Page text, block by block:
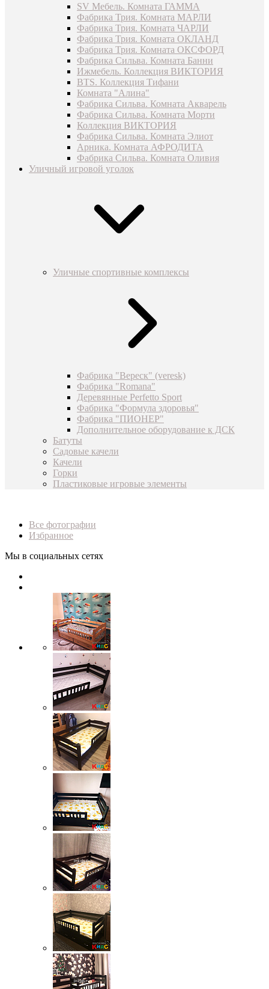
SV Мебель. Комната ГАММА
Фабрика Трия. Комната МАРЛИ
Фабрика Трия. Комната ЧАРЛИ
Фабрика Трия. Комната ОКЛАНД
Фабрика Трия. Комната ОКСФОРД
Фабрика Сильва. Комната Банни
Ижмебель. Коллекция ВИКТОРИЯ
BTS. Коллекция Тифани
Комната "Алина"
Фабрика Сильва. Комната Акварель
Фабрика Сильва. Комната Морти
Коллекция ВИКТОРИЯ
Фабрика Сильва. Комната Элиот
Арника. Комната АФРОДИТА
Фабрика Сильва. Комната Оливия
Уличный игровой уголок
Уличные спортивные комплексы
Фабрика "Вереск" (veresk)
Фабрика "Romana"
Деревянные Perfetto Sport
Фабрика "Формула здоровья"
Фабрика "ПИОНЕР"
Дополнительное оборудование к ДСК
Батуты
Садовые качели
Качели
Горки
Пластиковые игровые элементы
Все фотографии
Избранное
Мы в социальных сетях